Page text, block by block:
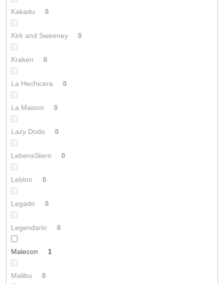
Kakadu 0
Kirk and Sweeney 0
Kraken 0
La Hechicera 0
La Maison 0
Lazy Dodo 0
LebensStern 0
Leblon 0
Legado 0
Legendario 0
Malecon 1
Malibu 0